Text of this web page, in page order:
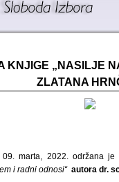
KNJIGE „NASILJE
ZLATANA
marta, 2022. održana je
i radni odnosi“ autora dr.